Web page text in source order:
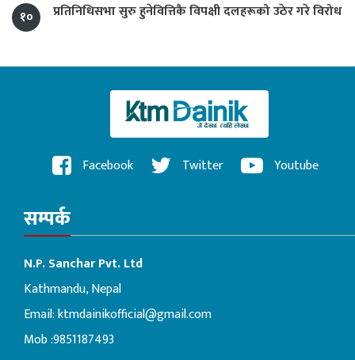
१०
प्रतिनिधिसभा सुरु हुनेवित्तिकै विपक्षी दलहरूको उठेर गरे विरोध
Facebook Twitter Youtube
सम्पर्क
N.P. Sanchar Pvt. Ltd
Kathmandu, Nepal
Email:ktmdainikofficial@gmail.com
Mob :9851187493